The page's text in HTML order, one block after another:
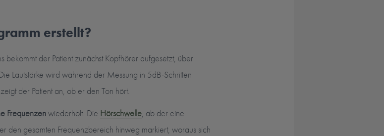
erstellt?
bekommt der Patient zunächst Kopfhörer aufgesetzt, über
Lautstärke wird während der Messung in 5dB-Schritten
der Patient an, ob er den Ton hört.
Frequenzenwiederholt. Die Hörschwelle, ab der eine
den gesamten Frequenzbereich hinweg markiert, woraus sich